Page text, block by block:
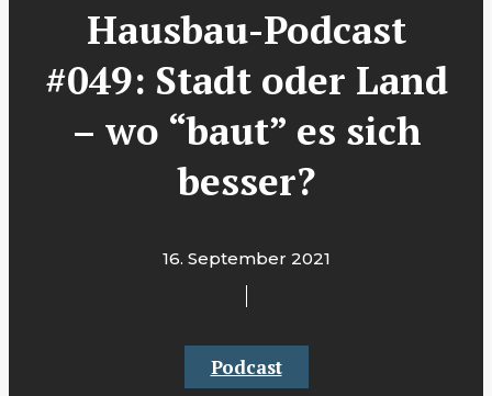
Hausbau-Podcast
#049: Stadt oder Land
– wo “baut” es sich
besser?
16. September 2021
Podcast